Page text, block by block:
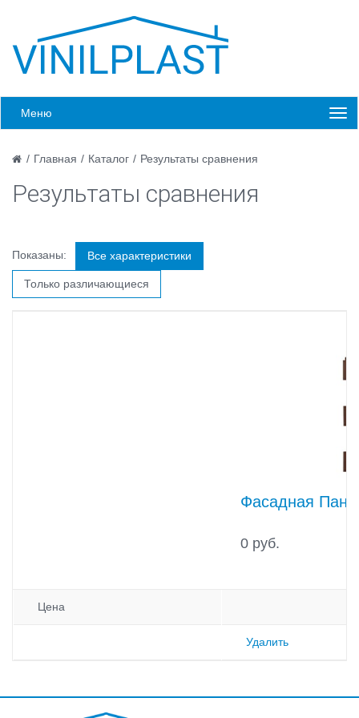
Меню
/ Главная / Каталог / Результаты сравнения
Результаты сравнения
Показаны: Все характеристики
Только различающиеся
Фасадная
0 руб.
Цена
Удалить